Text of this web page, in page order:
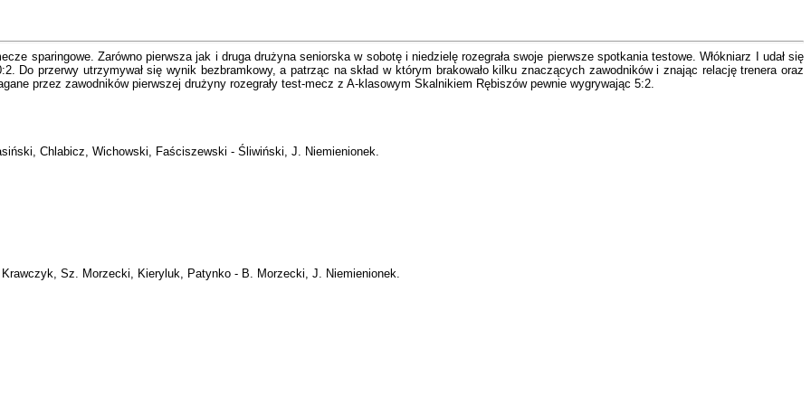
sparingowe. Zarówno pierwsza jak i druga drużyna seniorska w sobotę i niedzielę rozegrała swoje pierwsze spotkania testowe. Włókniarz I udał się
Do przerwy utrzymywał się wynik bezbramkowy, a patrząc na skład w którym brakowało kilku znaczących zawodników i znając relację trenera oraz
przez zawodników pierwszej drużyny rozegrały test-mecz z A-klasowym Skalnikiem Rębiszów pewnie wygrywając 5:2.
Chlabicz, Wichowski, Faściszewski - Śliwiński, J. Niemienionek.
Sz. Morzecki, Kieryluk, Patynko - B. Morzecki, J. Niemienionek.